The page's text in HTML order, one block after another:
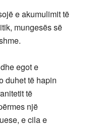
e akumulimit të
mungesës së
egot e
duhet të hapin
të
një
e cila e